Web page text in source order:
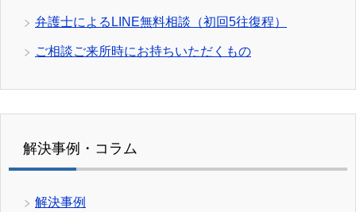
弁護士によるLINE無料相談（初回5往復程）
ご相談ご来所時にお持ちいただくもの
解決事例・コラム
解決事例